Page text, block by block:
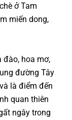
ở Tam
miến dong,
đào, hoa mơ,
đường Tây
là điểm đến
quan thiên
ngây trong